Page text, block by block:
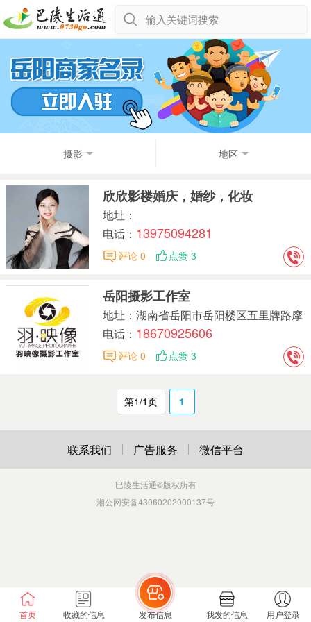
输入关键词搜索
摄影 地区
欣欣影楼婚庆，婚纱，化妆
地址：
电话： 13975094281
评论 0 点赞 3
岳阳摄影工作室
地址：湖南省岳阳市岳阳楼区五里牌路摩
登国际1803号
电话： 18670925606
评论 0 点赞 3
第1/1页 1
首页 收藏的信息 发布信息 我发的信息 用户登录
联系我们 广告服务 微信平台
巴陵生活通©版权所有
湘公网安备43060202000137号